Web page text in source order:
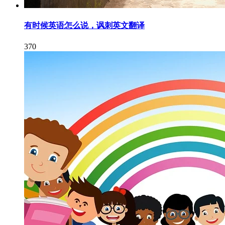
有时候英语怎么说，讽刺英文翻译
370